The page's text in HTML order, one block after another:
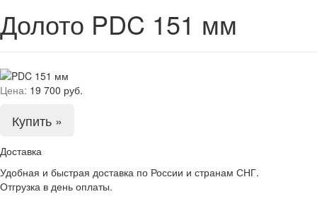
Долото PDC 151 мм
Цена: 19 700 руб.
Купить »
Доставка
Удобная и быстрая доставка по России и странам СНГ.
Отгрузка в день оплаты.